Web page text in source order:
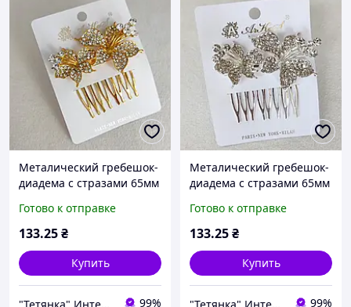
Металический гребешок-
диадема с стразами 65мм
Готово к отправке
133.25₴
Купить
99%
Металический гребешок-
диадема с стразами 65мм
Готово к отправке
133.25₴
Купить
99%